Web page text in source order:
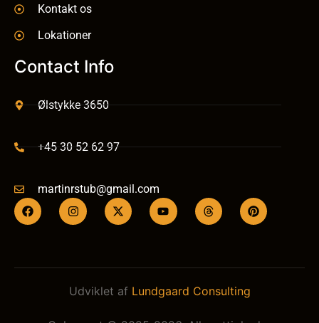
Kontakt os
Lokationer
Contact Info
Ølstykke 3650
+45 30 52 62 97
martinrstub@gmail.com
Udviklet af Lundgaard Consulting